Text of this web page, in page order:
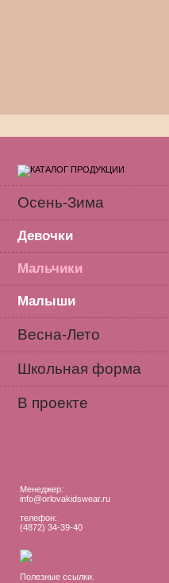
Осень-Зима
Девочки
Мальчики
Малыши
Весна-Лето
Школьная форма
В проекте
Менеджер:
info@orlovakidswear.ru
телефон:
(4872) 34-39-40
Полезные ссылки.